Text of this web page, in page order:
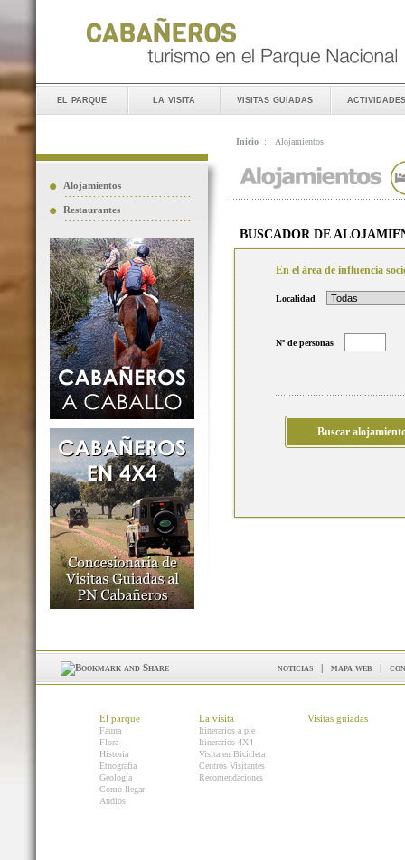
el parque la visita visitas guiadas actividades
Alojamientos
Restaurantes
Inicio :: Alojamientos
BUSCADOR DE
En el área de influencia
Localidad
Nº de personas
noticias | mapa web |
El parque
Fauna
Flora
Historia
Etnografía
Geología
Como llegar
Audios
La visita
Itinerarios a pie
Itinerarios 4X4
Visita en Bicicleta
Centros Visitantes
Recomendaciones
Visitas guiadas